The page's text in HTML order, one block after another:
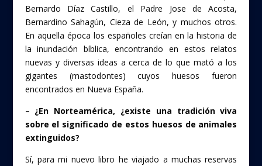
Bernardo Díaz Castillo, el Padre Jose de Acosta,
Bernardino Sahagún, Cieza de León, y muchos otros.
En aquella época los españoles creían en la historia de
la inundación bíblica, encontrando en estos relatos
nuevas y diversas ideas a cerca de lo que mató a los
gigantes (mastodontes) cuyos huesos fueron
encontrados en Nueva España.
– ¿En Norteamérica, ¿existe una tradición viva
sobre el significado de estos huesos de animales
extinguidos?
Sí, para mi nuevo libro he viajado a muchas reservas